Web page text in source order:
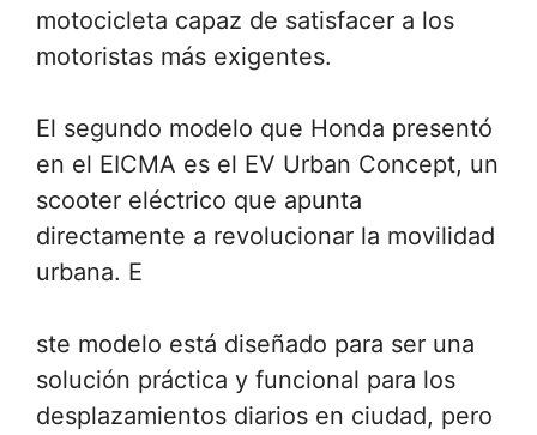
motocicleta capaz de satisfacer a los
motoristas más exigentes.
El segundo modelo que Honda presentó
en el EICMA es el EV Urban Concept, un
scooter eléctrico que apunta
directamente a revolucionar la movilidad
urbana. E
ste modelo está diseñado para ser una
solución práctica y funcional para los
desplazamientos diarios en ciudad, pero